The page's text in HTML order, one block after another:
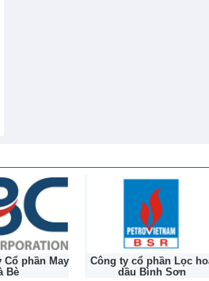
Lọc hoá
Sơn
Công ty Cổ phần Dệt
Nam